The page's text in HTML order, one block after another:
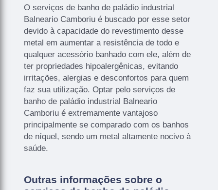
O serviços de banho de paládio industrial
Balneario Camboriu é buscado por esse setor
devido à capacidade do revestimento desse
metal em aumentar a resistência de todo e
qualquer acessório banhado com ele, além de
ter propriedades hipoalergênicas, evitando
irritações, alergias e desconfortos para quem
faz sua utilização. Optar pelo serviços de
banho de paládio industrial Balneario
Camboriu é extremamente vantajoso
principalmente se comparado com os banhos
de níquel, sendo um metal altamente nocivo à
saúde.
Outras informações sobre o